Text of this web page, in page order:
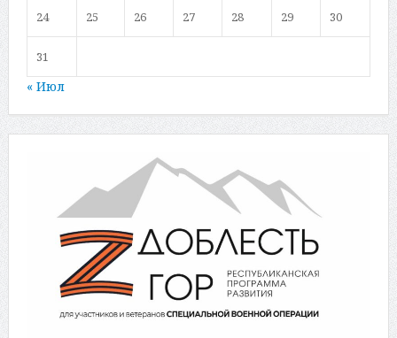
24 25 26 27 28 29 30
31
« Июл